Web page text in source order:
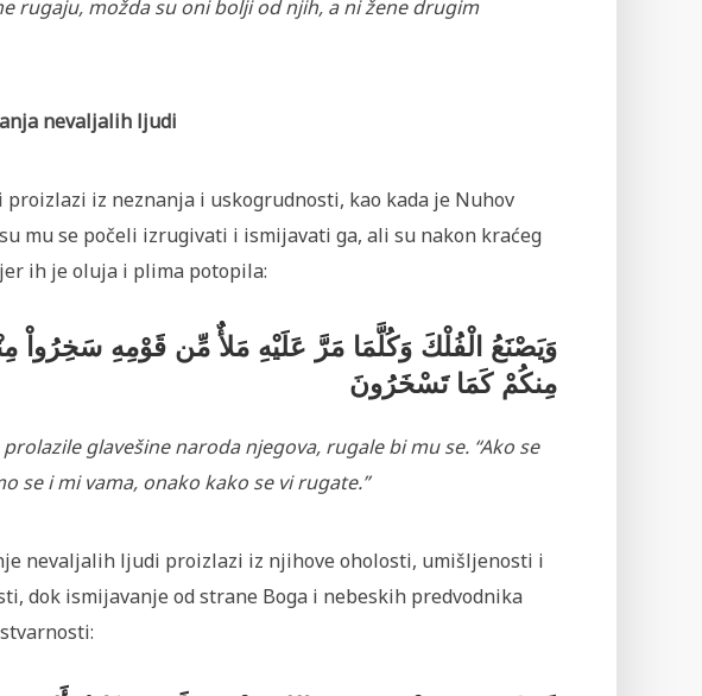
rugaju, možda su oni bolji od njih, a ni žene drugim
nevaljalih ljudi
iz neznanja i uskogrudnosti, kao kada je Nuhov
mu se počeli izrugivati i ismijavati ga, ali su nakon kraćeg
ih je oluja i plima potopila:
وَيَصْنَعُ الْفُلْكَ وَكُلَّمَا مَرَّ عَلَيْهِ مَلأٌ مِّن قَوْمِهِ سَخِرُواْ
مِنكُمْ كَمَا تَسْخَرُونَ
glavešine naroda njegova, rugale bi mu se. “Ako se
se i mi vama, onako kako se vi rugate.”
nevaljalih ljudi proizlazi iz njihove oholosti, umišljenosti i
dok ismijavanje od strane Boga i nebeskih predvodnika